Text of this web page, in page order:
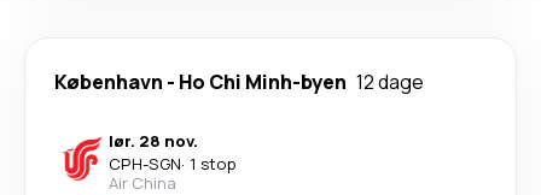
København - Ho Chi Minh-byen 12 dage
lør. 28 nov.
CPH-SGN· 1 stop
Air China